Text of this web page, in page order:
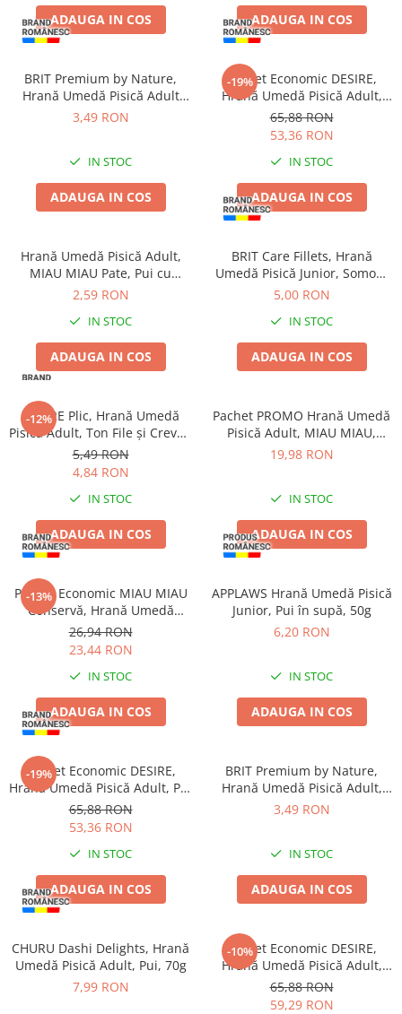
Antiparazitare Pisici
Vitamine Pisici
Accesorii Pisici
Castroane & Adapatori Pisici
Litiere Pisici
Zgărzi & Hamuri
Păsări
Hrană Păsări
Meniuri Păsări
Suplimente Nutritive
Delicii Păsări
Îngrijire Păsări
Așternut Igienic Păsări
Rozătoare
Hrană Rozătoare
Meniuri Rozătoare
Delicii Rozătoare
Batoane Rozătoare
Îngrijire Rozătoare
Așternut Igienic Rozătoare
Cuști Rozătoare
Acvarii
Accesorii Acvarii
Hrană Pești
Întreținere Acvariu
ADAUGA IN COS ADAUGA IN COS
BRIT Premium by Nature,
Hrană Umedă Pisică Adult
Sterilizată, Pui în Sos, 100g
3,49 RON
IN STOC
ADAUGA IN COS
-19%
Pachet Economic DESIRE,
Hrană Umedă Pisică Adult,
Ton File și Creveți în Supă,
12x70g
65,88 RON
53,36 RON
IN STOC
ADAUGA IN COS
Hrană Umedă Pisică Adult,
MIAU MIAU Pate, Pui cu
Topping de Lapte, 100g
2,59 RON
IN STOC
ADAUGA IN COS
BRIT Care Fillets, Hrană
Umedă Pisică Junior, Somon,
85g
5,00 RON
IN STOC
ADAUGA IN COS
-12%
DESIRE Plic, Hrană Umedă
Pisică Adult, Ton File și Creveți
în Supă, 70g
5,49 RON
4,84 RON
IN STOC
ADAUGA IN COS
Pachet PROMO Hrană Umedă
Pisică Adult, MIAU MIAU,
Curcan în sos, 12x100g
19,98 RON
IN STOC
ADAUGA IN COS
-13%
Pachet Economic MIAU MIAU
Conservă, Hrană Umedă
Pisică Adult, Vită, 6x415g
26,94 RON
23,44 RON
IN STOC
ADAUGA IN COS
APPLAWS Hrană Umedă Pisică
Junior, Pui în supă, 50g
6,20 RON
IN STOC
ADAUGA IN COS
-19%
Pachet Economic DESIRE,
Hrană Umedă Pisică Adult, Pui
File și Ton în Supă, 12x70g
65,88 RON
53,36 RON
IN STOC
ADAUGA IN COS
BRIT Premium by Nature,
Hrană Umedă Pisică Adult,
Somon și Păstrăv, 100g
3,49 RON
IN STOC
ADAUGA IN COS
CHURU Dashi Delights, Hrană
Umedă Pisică Adult, Pui, 70g
7,99 RON
-10%
Pachet Economic DESIRE,
Hrană Umedă Pisică Adult,
Ton File în Supă, 12x70g
65,88 RON
59,29 RON